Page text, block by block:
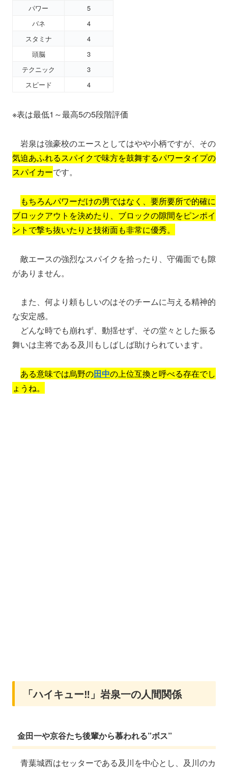
パワー
5
バネ
4
スタミナ
4
頭脳
3
テクニック
3
スピード
4
※表は最低1～最高5の5段階評価
岩泉は強豪校のエースとしてはやや小柄ですが、その
気迫あふれるスパイクで味方を鼓舞するパワータイプの
スパイカーです。
もちろんパワーだけの男ではなく、要所要所で的確に
ブロックアウトを決めたり、ブロックの隙間をピンポイ
ントで撃ち抜いたりと技術面も非常に優秀。
敵エースの強烈なスパイクを拾ったり、守備面でも隙
がありません。
また、何より頼もしいのはそのチームに与える精神的
な安定感。
どんな時でも崩れず、動揺せず、その堂々とした振る
舞いは主将である及川もしばしば助けられています。
ある意味では烏野の田中の上位互換と呼べる存在でし
ょうね。
「ハイキュー‼」岩泉一の人間関係
金田一や京谷たち後輩から慕われる”ボス”
青葉城西はセッターである及川を中心とし、及川のカ